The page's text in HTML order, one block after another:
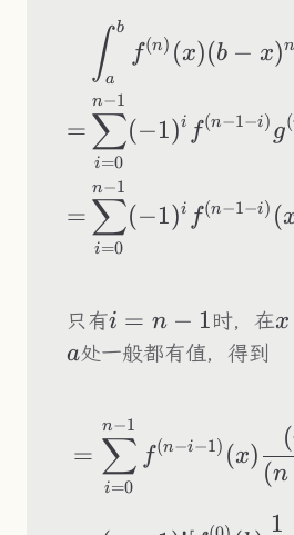
=
=
∫a
b
f(n) (x)(b − x)n
i=0
∑
n−1
(−1)i f(n−1−i) g(
i=0
∑
n−1
(−1)i f(n−1 −i) (
只有i=n-
1
i = n − 1时，在x
a处一般都有值，得到
=
i=0
∑
n−1
f(n−i−1) (x)
(n
(
1